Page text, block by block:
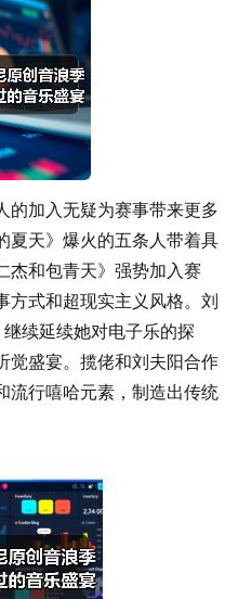
的加入无疑为赛事带来更多
夏天》爆火的五条人带着具
杰和包青天》强势加入赛
方式和超现实主义风格。刘
续延续她对电子乐的探
觉盛宴。揽佬和刘夫阳合作
流行嘻哈元素，制造出传统